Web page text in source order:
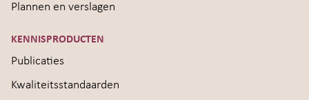
Plannen en verslagen
KENNISPRODUCTEN
Publicaties
Kwaliteitsstandaarden